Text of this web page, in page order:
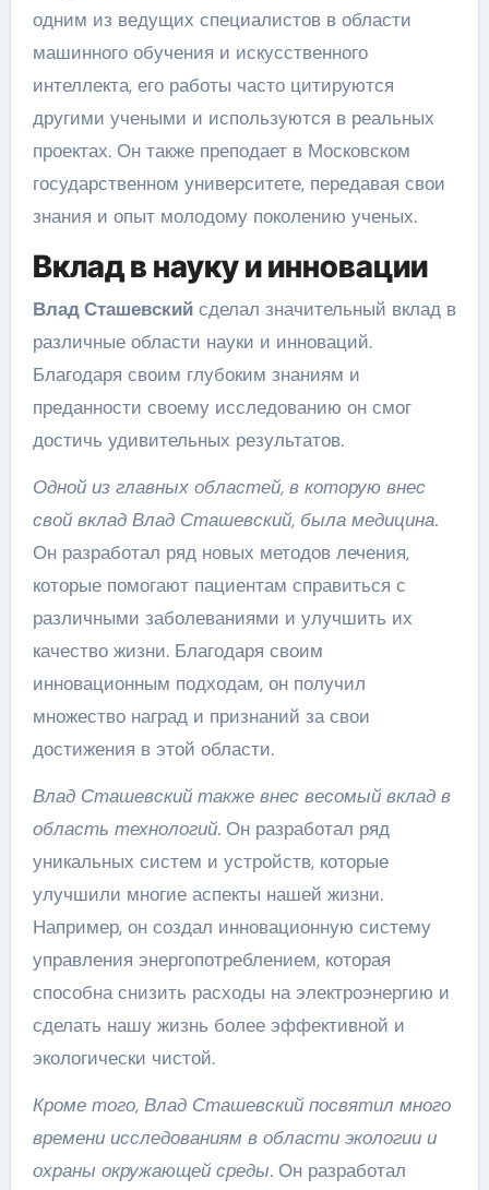
одним из ведущих специалистов в области
машинного обучения и искусственного
интеллекта, его работы часто цитируются
другими учеными и используются в реальных
проектах. Он также преподает в Московском
государственном университете, передавая свои
знания и опыт молодому поколению ученых.
Вклад в науку и инновации
Влад Сташевскийсделал значительный вклад в
различные области науки и инноваций.
Благодаря своим глубоким знаниям и
преданности своему исследованию он смог
достичь удивительных результатов.
Одной из главных областей, в которую внес
свой вклад Влад Сташевский, была медицина.
Он разработал ряд новых методов лечения,
которые помогают пациентам справиться с
различными заболеваниями и улучшить их
качество жизни. Благодаря своим
инновационным подходам, он получил
множество наград и признаний за свои
достижения в этой области.
Влад Сташевский также внес весомый вклад в
область технологий.Он разработал ряд
уникальных систем и устройств, которые
улучшили многие аспекты нашей жизни.
Например, он создал инновационную систему
управления энергопотреблением, которая
способна снизить расходы на электроэнергию и
сделать нашу жизнь более эффективной и
экологически чистой.
Кроме того, Влад Сташевский посвятил много
времени исследованиям в области экологии и
охраны окружающей среды.Он разработал